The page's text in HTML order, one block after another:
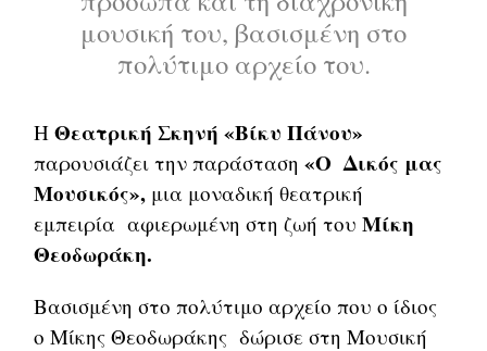
μουσική του, βασισμένη στο
πολύτιμο αρχείο του.
ΗΘεατρική Σκηνή «Βίκυ Πάνου»
παρουσιάζει την παράσταση«Ο Δικός μας
Μουσικός», μια μοναδική θεατρική
εμπειρία αφιερωμένη στη ζωή τουΜίκη
Θεοδωράκη.
Βασισμένη στο πολύτιμο αρχείο που ο ίδιος
ο Μίκης Θεοδωράκης δώρισε στη Μουσική